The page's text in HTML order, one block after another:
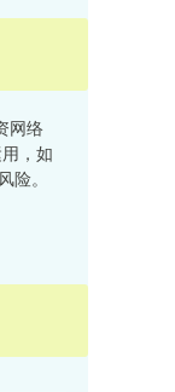
网络
，如
险。